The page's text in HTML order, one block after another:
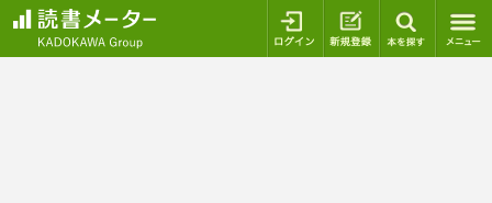
ログイン 新規登録